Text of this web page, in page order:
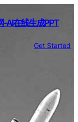
-AI在线生成PPT
Get Started